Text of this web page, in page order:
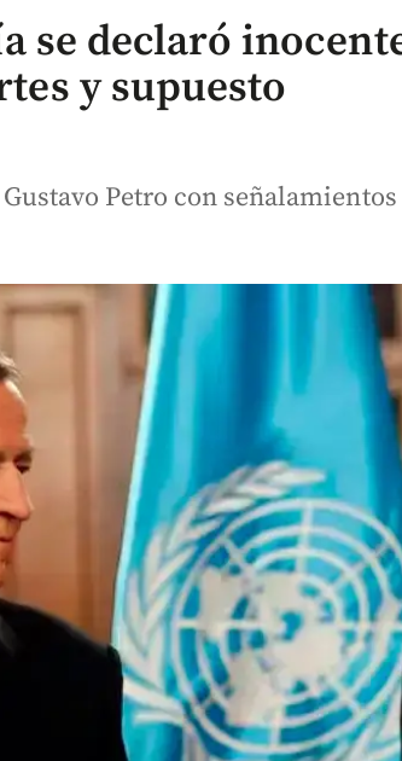
se declaró
y supuesto
Petro con señalamientos